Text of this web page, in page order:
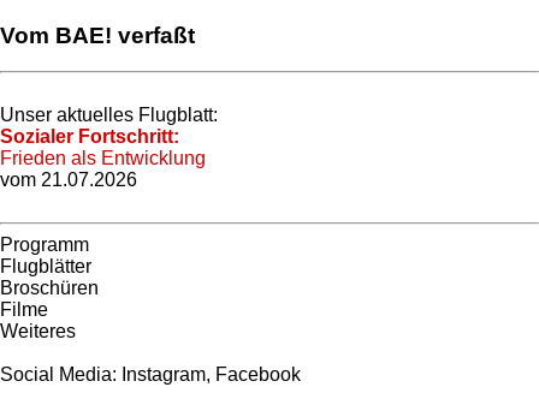
Vom BAE! verfaßt
Unser aktuelles Flugblatt:
Sozialer Fortschritt:
Frieden als Entwicklung
vom 21.07.2026
Programm
Flugblätter
Broschüren
Filme
Weiteres
Social Media: Instagram, Facebook